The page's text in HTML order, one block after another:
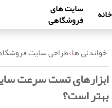
خانه سایت های
فروشگاهی
خواندنی ها>طراحی سایت
ابزارهای تست سرعت
بهتر است؟